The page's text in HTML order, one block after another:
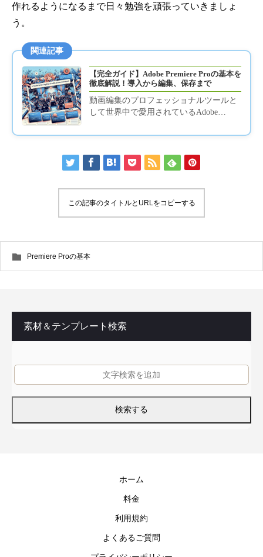
作れるようになるまで日々勉強を頑張っていきましょ
う。
関連記事
【完全ガイド】Adobe Premiere Proの基本を
徹底解説！導入から編集、保存まで
動画編集のプロフェッショナルツールと
して世界中で愛用されているAdobe
ら基本的な使い方...
この記事のタイトルとURLをコピーする
Premiere Proの基本
素材＆テンプレート検索
ホーム
料金
利用規約
よくあるご質問